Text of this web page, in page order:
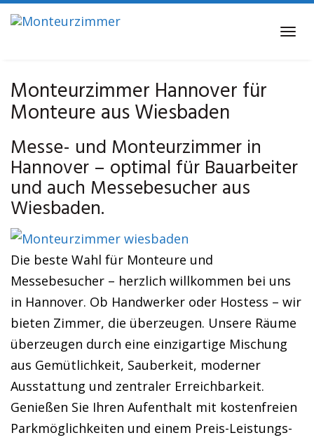
Skip
to
Monteurzimmer Hannover für
Monteure aus Wiesbaden
Messe- und Monteurzimmer in
Hannover – optimal für Bauarbeiter
und auch Messebesucher aus
Wiesbaden.
Die beste Wahl für Monteure und
Messebesucher – herzlich willkommen bei uns
in Hannover. Ob Handwerker oder Hostess – wir
bieten Zimmer, die überzeugen. Unsere Räume
überzeugen durch eine einzigartige Mischung
aus Gemütlichkeit, Sauberkeit, moderner
Ausstattung und zentraler Erreichbarkeit.
Genießen Sie Ihren Aufenthalt mit kostenfreien
Parkmöglichkeiten und einem Preis-Leistungs-